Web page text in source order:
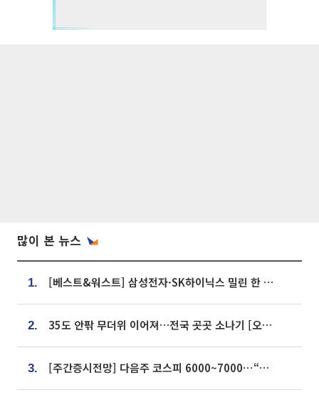
많이 본 뉴스
1. [베스트&워스트] 삼성전자·SK하이닉스 밀린 한 주…상상인증권은 85% 급등
2. 35도 안팎 무더위 이어져…전국 곳곳 소나기 [오늘 날씨]
3. [주간증시전망] 다음주 코스피 6000~7000⋯“外人 수급은 정책이 변수”